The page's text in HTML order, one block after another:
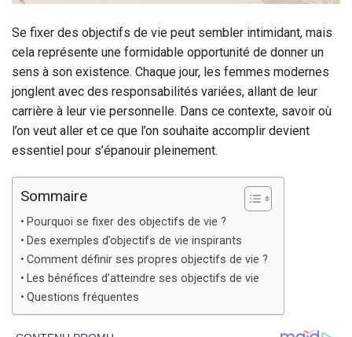
Se fixer des objectifs de vie peut sembler intimidant, mais
cela représente une formidable opportunité de donner un
sens à son existence. Chaque jour, les femmes modernes
jonglent avec des responsabilités variées, allant de leur
carrière à leur vie personnelle. Dans ce contexte, savoir où
l’on veut aller et ce que l’on souhaite accomplir devient
essentiel pour s’épanouir pleinement.
Sommaire
Pourquoi se fixer des objectifs de vie ?
Des exemples d’objectifs de vie inspirants
Comment définir ses propres objectifs de vie ?
Les bénéfices d’atteindre ses objectifs de vie
Questions fréquentes